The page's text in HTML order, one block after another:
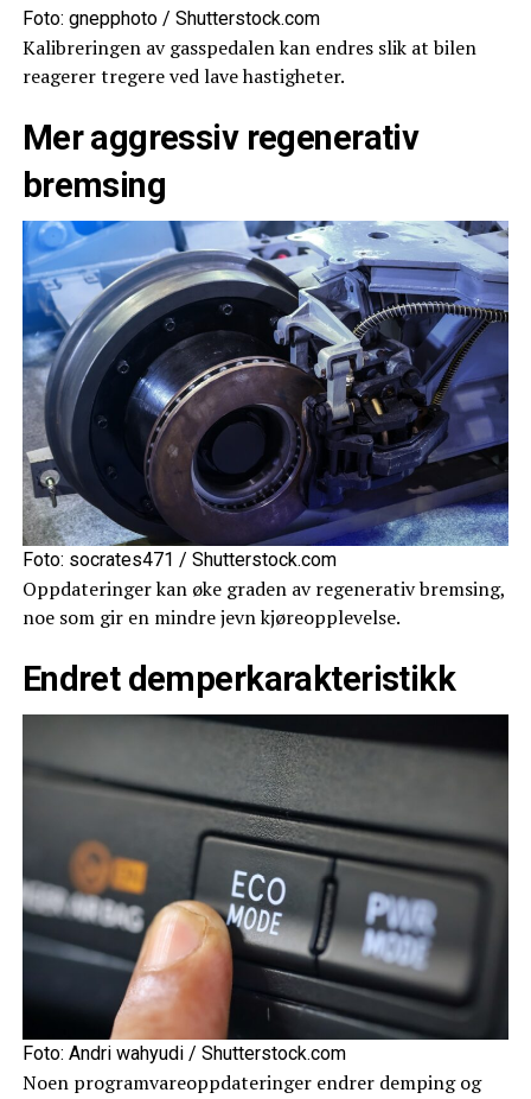
Foto: gnepphoto / Shutterstock.com
Kalibreringen av gasspedalen kan endres slik at bilen
reagerer tregere ved lave hastigheter.
Mer aggressiv regenerativ
bremsing
Foto: socrates471 / Shutterstock.com
Oppdateringer kan øke graden av regenerativ bremsing,
noe som gir en mindre jevn kjøreopplevelse.
Endret demperkarakteristikk
Foto: Andri wahyudi / Shutterstock.com
Noen programvareoppdateringer endrer demping og